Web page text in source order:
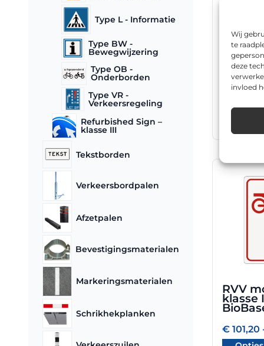
Wij
te
deze
invloed
Type L - Informatie
Type BW -
Bewegwijzering
Type OB -
Onderborden
Type VR -
Verkeersregeling
Refurbished Sign –
klasse III
Tekstborden
Verkeersbordpalen
Afzetpalen
Bevestigingsmaterialen
Markeringsmaterialen
Schrikhekplanken
RVV
klasse
101,20
optie
kan
gekozen
worden
op
RVV
klasse
€ 101,20
meerdere
worden
op